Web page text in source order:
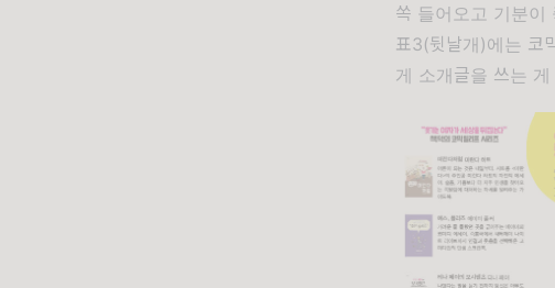
쏙 들어오고 기분이
표3(뒷날개)에는 코
게 소개글을 쓰는